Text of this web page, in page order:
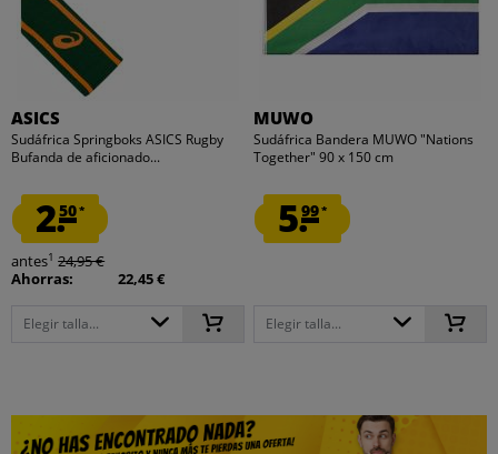
ASICS
Sudáfrica Springboks ASICS Rugby
Bufanda de aficionado...
2.50*
antes1 24,95 €
Ahorras:
22,45 €
Elegir talla...
MUWO
Sudáfrica Bandera MUWO "Nations
Together" 90 x 150 cm
5.99*
Elegir talla...